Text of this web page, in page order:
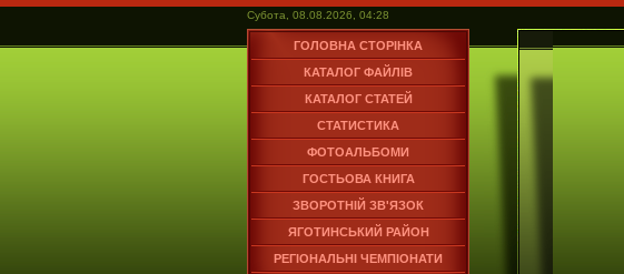
Субота, 08.08.2026, 04:28
ГОЛОВНА СТОРІНКА
КАТАЛОГ ФАЙЛІВ
КАТАЛОГ СТАТЕЙ
СТАТИСТИКА
ФОТОАЛЬБОМИ
ГОСТЬОВА КНИГА
ЗВОРОТНІЙ ЗВ'ЯЗОК
ЯГОТИНСЬКИЙ РАЙОН
РЕГІОНАЛЬНІ ЧЕМПІОНАТИ